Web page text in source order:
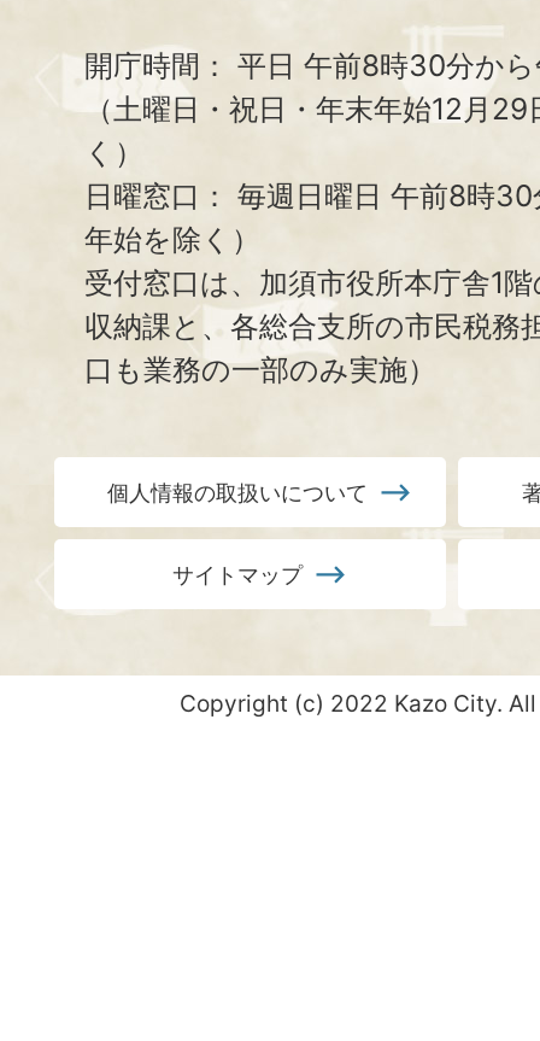
開庁時間： 平日 午前8時30分か
（土曜日・祝日・年末年始12月
く）
日曜窓口： 毎週日曜日 午前8時
年始を除く）
受付窓口は、加須市役所本庁舎1
収納課と、 各総合支所の市民税務
口も業務の一部のみ実施）
個人情報の取扱いについて
サイトマップ
Copyright (c) 2022 Kazo City.